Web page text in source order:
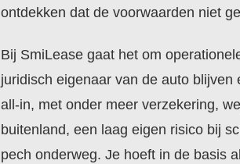
ontdekken dat de voorwaarden niet
Bij SmiLease gaat het om
juridisch eigenaar van de auto
all-in, met onder meer verzekering,
buitenland, een laag eigen risico bij
pech onderweg. Je hoeft in de basis